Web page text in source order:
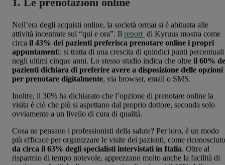
Nell’era degli acquisti online, la società ormai si è abituata alle
attività incentrate sul “qui e ora”. Il report di Kyruus mostra come
circa il 43% dei pazienti preferisca prenotare online i propri
appuntamenti: si tratta di una crescita di quindici punti percentuali
negli ultimi cinque anni. Lo stesso studio indica che oltre il 60%
pazienti dichiara di preferire avere a disposizione delle opzioni
per prenotare digitalmente, via browser, email o SMS.
Inoltre, il 30% ha dichiarato che l’opzione di prenotare online la
visita è ciò che più si aspettano dal proprio dottore, seconda solo
ovviamente a un livello di cura di qualità.
Cosa ne pensano i professionisti della salute? Per loro, è un modo
più efficace per organizzare le visite dei pazienti, come riconosciuto
da circa il 63% degli specialisti intervistati in Italia. Oltre al
risparmio di tempo notevole, apprezzano molto anche la facilità di